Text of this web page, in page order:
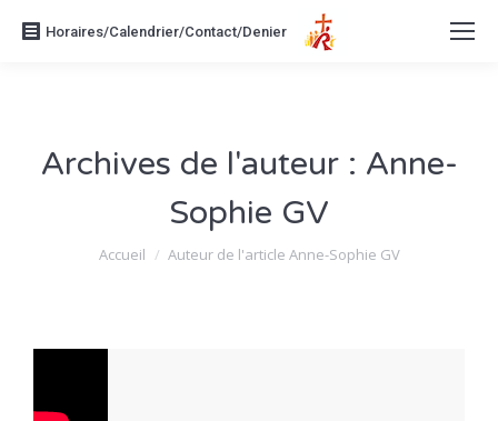
Horaires/Calendrier/Contact/Denier
Archives de l'auteur : Anne-
Sophie GV
Vous êtes ici :
Accueil Auteur de l'article Anne-Sophie GV